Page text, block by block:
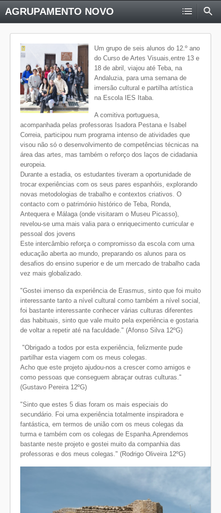
AGRUPAMENTO NOVO
Um grupo de seis alunos do 12.º ano
do Curso de Artes Visuais,entre 13 e
18 de abril, viajou até Teba, na
Andaluzia, para uma semana de
imersão cultural e partilha artística
na Escola IES Itaba.
A comitiva portuguesa,
acompanhada pelas professoras Isadora Pestana e Isabel
Correia, participou num programa intenso de atividades que
visou não só o desenvolvimento de competências técnicas na
área das artes, mas também o reforço dos laços de cidadania
europeia.
Durante a estadia, os estudantes tiveram a oportunidade de
trocar experiências com os seus pares espanhóis, explorando
novas metodologias de trabalho e contextos criativos. O
contacto com o património histórico de Teba, Ronda,
Antequera e Málaga (onde visitaram o Museu Picasso),
revelou-se uma mais valia para o enriquecimento curricular e
pessoal dos jovens
Este intercâmbio reforça o compromisso da escola com uma
educação aberta ao mundo, preparando os alunos para os
desafios do ensino superior e de um mercado de trabalho cada
vez mais globalizado.
"Gostei imenso da experiência de Erasmus, sinto que foi muito
interessante tanto a nível cultural como também a nível social,
foi bastante interessante conhecer várias culturas diferentes
das habituais, sinto que vale muito pela experiência e gostaria
de voltar a repetir até na faculdade." (Afonso Silva 12ºG)
"Obrigado a todos por esta experiência, felizmente pude
partilhar esta viagem com os meus colegas.
Acho que este projeto ajudou-nos a crescer como amigos e
como pessoas que conseguem abraçar outras culturas."
(Gustavo Pereira 12ºG)
"Sinto que estes 5 dias foram os mais especiais do
secundário. Foi uma experiência totalmente inspiradora e
fantástica, em termos de união com os meus colegas da
turma e também com os colegas de Espanha.Aprendemos
bastante neste projeto e gostei muito da companhia das
professoras e dos meus colegas." (Rodrigo Oliveira 12ºG)